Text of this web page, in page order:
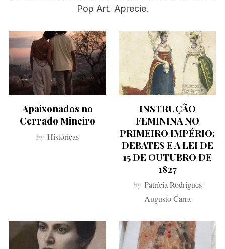
Pop Art. Aprecie.
Apaixonados no
Cerrado Mineiro
by Históricas
INSTRUÇÃO
FEMININA NO
PRIMEIRO IMPÉRIO:
DEBATES E A LEI DE
15 DE OUTUBRO DE
1827
by Patrícia Rodrigues
Augusto Carra